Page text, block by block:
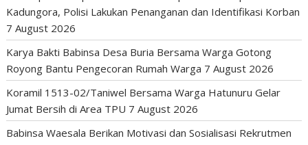
Kadungora, Polisi Lakukan Penanganan dan Identifikasi Korban
7 August 2026
Karya Bakti Babinsa Desa Buria Bersama Warga Gotong
Royong Bantu Pengecoran Rumah Warga 7 August 2026
Koramil 1513-02/Taniwel Bersama Warga Hatunuru Gelar
Jumat Bersih di Area TPU 7 August 2026
Babinsa Waesala Berikan Motivasi dan Sosialisasi Rekrutmen